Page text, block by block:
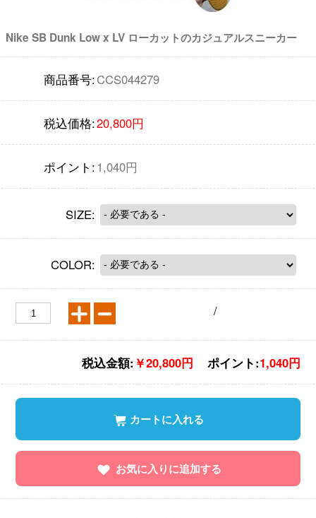
Nike SB Dunk Low x LV ローカットのカジュアルスニーカー
商品番号:CCS044279
税込価格:20,800円
ポイント:1,040円
SIZE:
COLOR:
/
税込金額: ￥20,800円 ポイント:1,040円
カートに入れる
お気に入りに追加する